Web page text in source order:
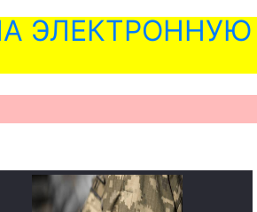
ЭЛЕКТРОННУЮ